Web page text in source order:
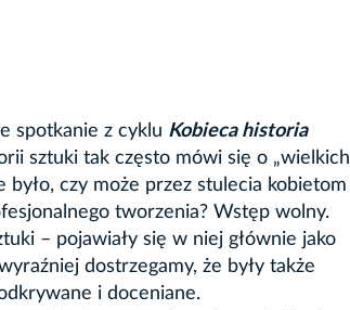
spotkanie z cyklu Kobieca historia
sztuki tak często mówi się o „wielkich
było, czy może przez stulecia kobietom
tworzenia? Wstęp wolny.
– pojawiały się w niej głównie jako
dostrzegamy, że były także
i doceniane.